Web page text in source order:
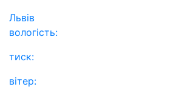
Львів
вологість:
тиск:
вітер: